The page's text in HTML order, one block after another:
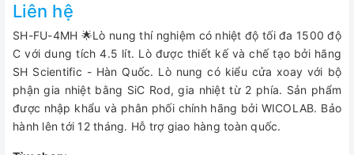
Liên hệ
SH-FU-4MH 🌟Lò nung thí nghiệm có nhiệt độ tối đa 1500 độ
C với dung tích 4.5 lít. Lò được thiết kế và chế tạo bởi hãng
SH Scientific - Hàn Quốc. Lò nung có kiểu cửa xoay với bộ
phận gia nhiệt bằng SiC Rod, gia nhiệt từ 2 phía. Sản phẩm
được nhập khẩu và phân phối chính hãng bởi WICOLAB. Bảo
hành lên tới 12 tháng. Hỗ trợ giao hàng toàn quốc.